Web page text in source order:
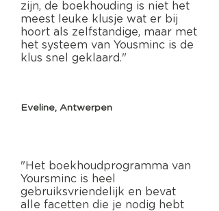
zijn, de boekhouding is niet het
meest leuke klusje wat er bij
hoort als zelfstandige, maar met
het systeem van Yousminc is de
klus snel geklaard."
Eveline, Antwerpen
"Het boekhoudprogramma van
Yoursminc is heel
gebruiksvriendelijk en bevat
alle facetten die je nodig hebt